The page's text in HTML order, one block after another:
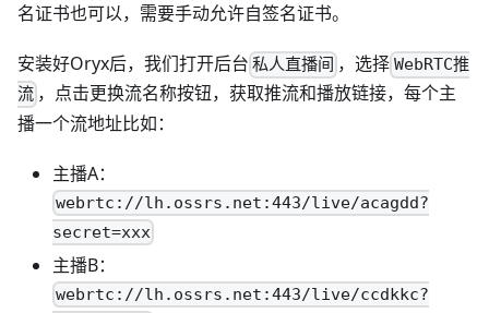
名证书也可以，需要手动允许自签名证书。
安装好Oryx后，我们打开后台 私人直播间 ，选择 WebRTC推
流 ，点击更换流名称按钮，获取推流和播放链接，每个主
播一个流地址比如：
主播A：
webrtc://lh.ossrs.net:443/live/acagdd?
secret=xxx
主播B：
webrtc://lh.ossrs.net:443/live/ccdkkc?